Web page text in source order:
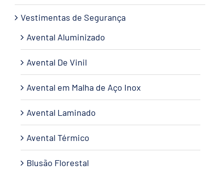
Vestimentas de Segurança
Avental Aluminizado
Avental De Vinil
Avental em Malha de Aço Inox
Avental Laminado
Avental Térmico
Blusão Florestal